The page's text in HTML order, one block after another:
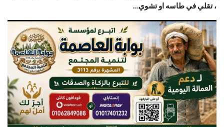
، تقلي في طاسه او تشوي…